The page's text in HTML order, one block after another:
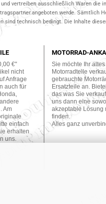
vertreiben ausschließlich Waren die
werde. Sämtlich
sind technisch bedingt. Die Inhalte
€"
nicht
Anfrage
auch für
Am
einfach
erhalten
uns.
MOTORRAD-
Sie möchte Ihr
Motorradteile
gebrauchte
Ersatzteile an.
das was Sie
uns dann eine
akzeptable Lösung
finden.
Alles ganz